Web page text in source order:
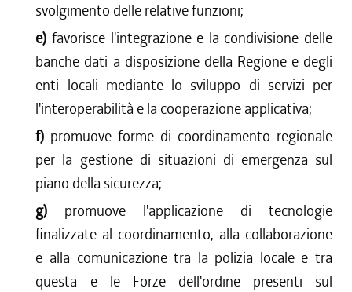
svolgimento delle relative funzioni;
e)favorisce l'integrazione e la condivisione delle
banche dati a disposizione della Regione e degli
enti locali mediante lo sviluppo di servizi per
l'interoperabilità e la cooperazione applicativa;
f) promuove forme di coordinamento regionale
per la gestione di situazioni di emergenza sul
piano della sicurezza;
g) promuove l'applicazione di tecnologie
finalizzate al coordinamento, alla collaborazione
e alla comunicazione tra la polizia locale e tra
questa e le Forze dell'ordine presenti sul